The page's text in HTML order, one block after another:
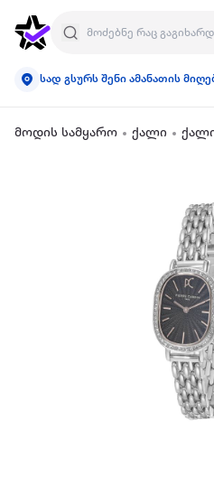
სად გსურს შენი ამანათის
მოდის სამყარო ქალი